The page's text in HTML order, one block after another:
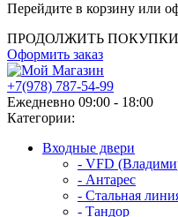
Перейдите в корзину или
ПРОДОЛЖИТЬ ПОКУПКИ
Оформить заказ
+7(978) 787-54-99
Ежедневно 09:00 - 18:00
Категории:
Входные двери
- VFD
- Антарес
- Стальная
- Тандор